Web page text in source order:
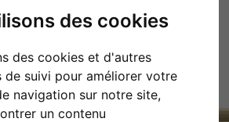
des cookies
des cookies et d'autres
de suivi pour améliorer votre
navigation sur notre site,
un contenu